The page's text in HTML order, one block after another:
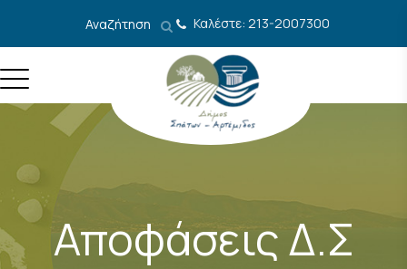
Αναζήτηση Καλέστε: 213-2007300
Αποφάσεις Δ.Σ